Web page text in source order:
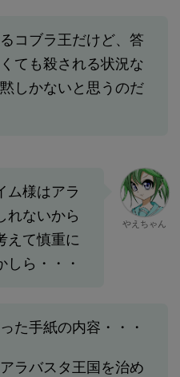
コブラ王だけど、答
ても殺される状況な
しかないと思うのだ
ム様はアラ
れないから
えて慎重に
ら・・・
やえちゃん
た手紙の内容・・・
ラバスタ王国を治め